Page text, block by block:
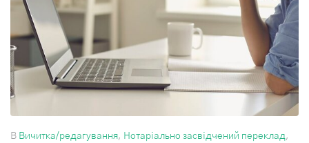
В Вичитка/редагування, Нотаріально засвідчений переклад,